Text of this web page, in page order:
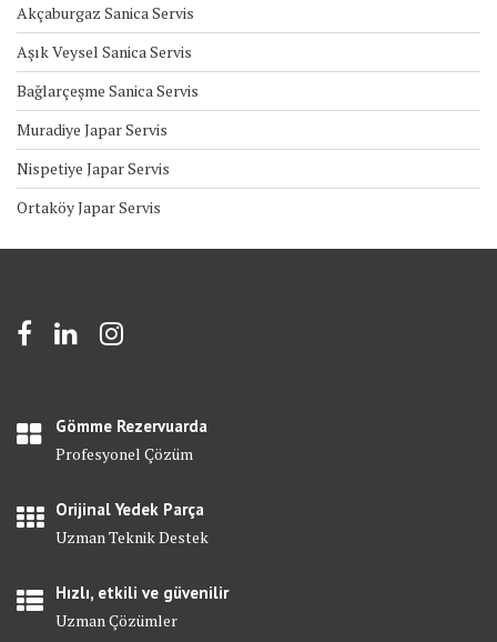
Akçaburgaz Sanica Servis
Aşık Veysel Sanica Servis
Bağlarçeşme Sanica Servis
Muradiye Japar Servis
Nispetiye Japar Servis
Ortaköy Japar Servis
Gömme Rezervuarda
Profesyonel Çözüm
Orijinal Yedek Parça
Uzman Teknik Destek
Hızlı, etkili ve güvenilir
Uzman Çözümler